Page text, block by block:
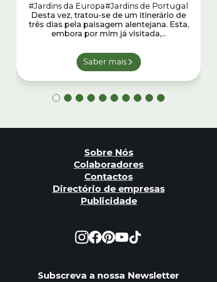
#Jardins da Europa#Jardins de Portugal
Desta vez, tratou-se de um itinerário de
três dias pela paisagem alentejana. Esta,
embora por mim já visitada,...
Saber mais
Sobre Nós
Colaboradores
Contactos
Directório de empresas
Publicidade
Subscreva a nossa Newsletter